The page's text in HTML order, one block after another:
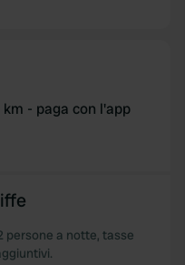
- paga con l'app
persone a notte, tasse